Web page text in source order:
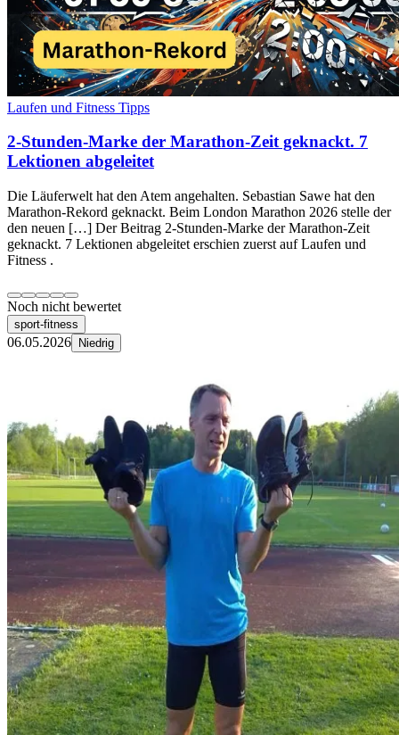
Laufen und Fitness Tipps
2-Stunden-Marke der Marathon-Zeit geknackt. 7
Lektionen abgeleitet
Die Läuferwelt hat den Atem angehalten. Sebastian Sawe hat den
Marathon-Rekord geknackt. Beim London Marathon 2026 stelle der
den neuen […] Der Beitrag 2-Stunden-Marke der Marathon-Zeit
geknackt. 7 Lektionen abgeleitet erschien zuerst auf Laufen und
Fitness .
Noch nicht bewertet
sport-fitness
06.05.2026 Niedrig